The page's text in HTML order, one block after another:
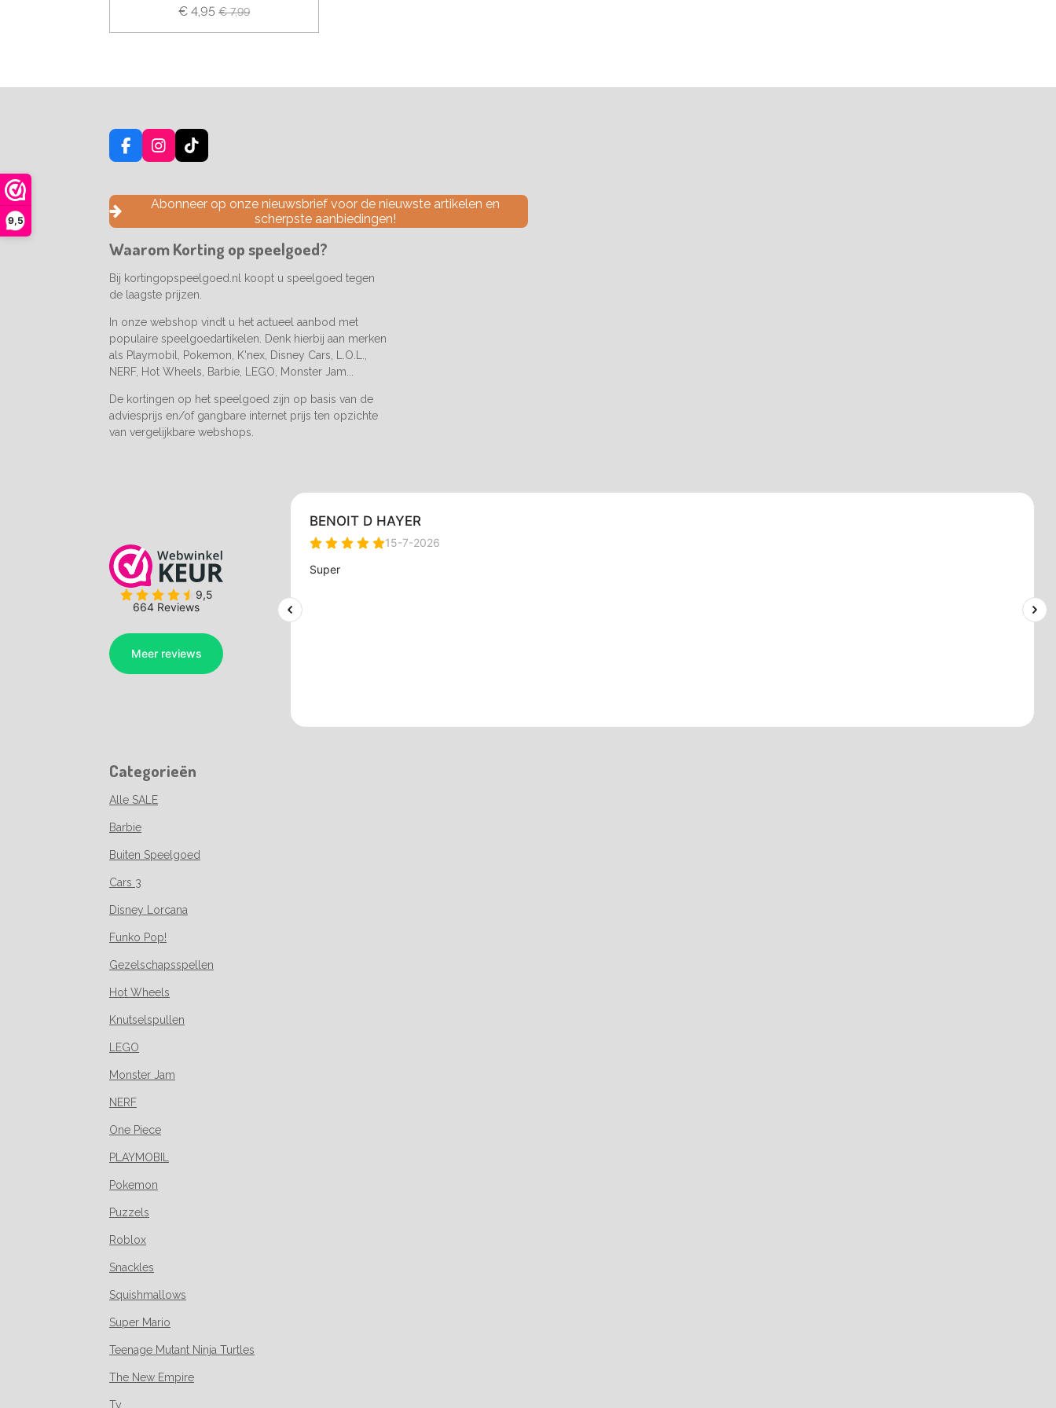
9,5
€ 4,95 € 7,99
F
a
e
o
k
I
n
t
a
g
a
T
i
T
o
k
Abonneer op onze nieuwsbrief voor de nieuwste artikelen en
scherpste aanbiedingen!
Waarom Korting op speelgoed?
Bij kortingopspeelgoed.nl koopt u speelgoed tegen
de laagste prijzen.
In onze webshop vindt u het actueel aanbod met
populaire speelgoedartikelen. Denk hierbij aan merken
als Playmobil, Pokemon, K'nex, Disney Cars, L.O.L.,
NERF, Hot Wheels, Barbie, LEGO, Monster Jam...
De kortingen op het speelgoed zijn op basis van de
adviesprijs en/of gangbare internet prijs ten opzichte
van vergelijkbare webshops.
Categorieën
Alle SALE
Barbie
Buiten Speelgoed
Cars 3
Disney Lorcana
Funko Pop!
Gezelschapsspellen
Hot Wheels
Knutselspullen
LEGO
Monster Jam
NERF
One Piece
PLAYMOBIL
Pokemon
Puzzels
Roblox
Snackles
Squishmallows
Super Mario
Teenage Mutant Ninja Turtles
The New Empire
Ty